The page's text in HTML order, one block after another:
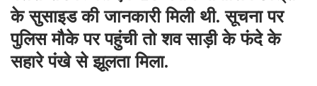
के सुसाइड की जानकारी मिली थी. सूचना पर
पुलिस मौके पर पहुंची तो शव साड़ी के फंदे के
सहारे पंखे से झूलता मिला.